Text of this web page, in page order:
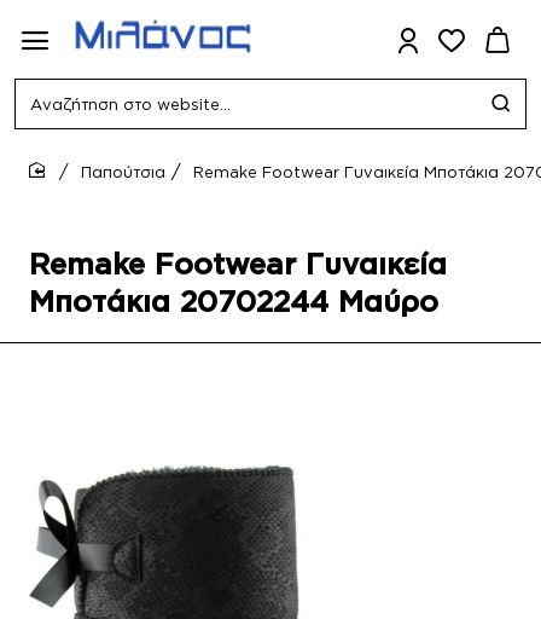
Αναζήτηση
website...
Remake Footwear Γυναικεία
Μποτάκια 20702244 Μαύρο
Παπούτσια Remake Footwear Γυναικεία Μποτάκια